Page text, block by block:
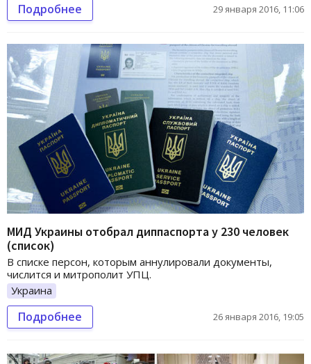
Подробнее 29 января 2016, 11:06
МИД Украины отобрал диппаспорта у 230 человек
(список)
В списке персон, которым аннулировали документы,
числится и митрополит УПЦ.
Украина
Подробнее 26 января 2016, 19:05